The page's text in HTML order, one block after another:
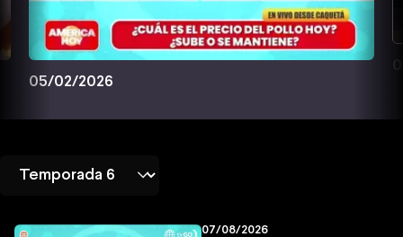
05/02/2026
07/08/2026